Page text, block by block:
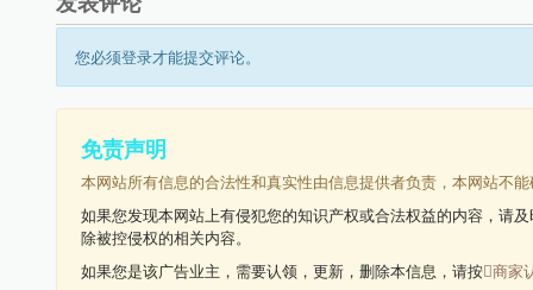
您必须登录才能提交评论。
免责声明
本网站所有信息的合法性和真实性由信息提供者负责，本网站不
如果您发现本网站上有侵犯您的知识产权或合法权益的内容，请
除被控侵权的相关内容。
如果您是该广告业主，需要认领，更新，删除本信息，请按 商家